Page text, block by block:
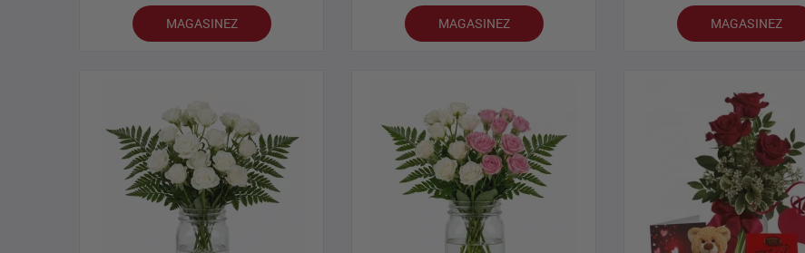
MAGASINEZ MAGASINEZ MAGASINEZ